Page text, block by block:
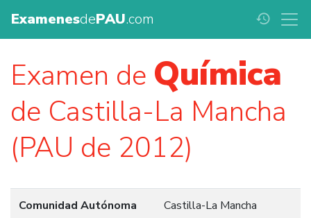
ExamenesdePAU.com history
Examen de Química
de Castilla-La Mancha
(PAU de 2012)
Comunidad Autónoma Castilla-La Mancha